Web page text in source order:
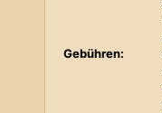
Gebühren: